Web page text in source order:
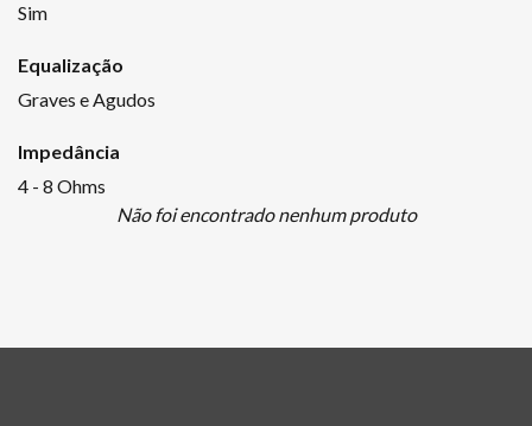
Sim
Equalização
Graves e Agudos
Impedância
4 - 8 Ohms
Não foi encontrado nenhum produto